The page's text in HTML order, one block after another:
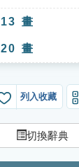
13 畫
20 畫
列入收藏
切換辭典